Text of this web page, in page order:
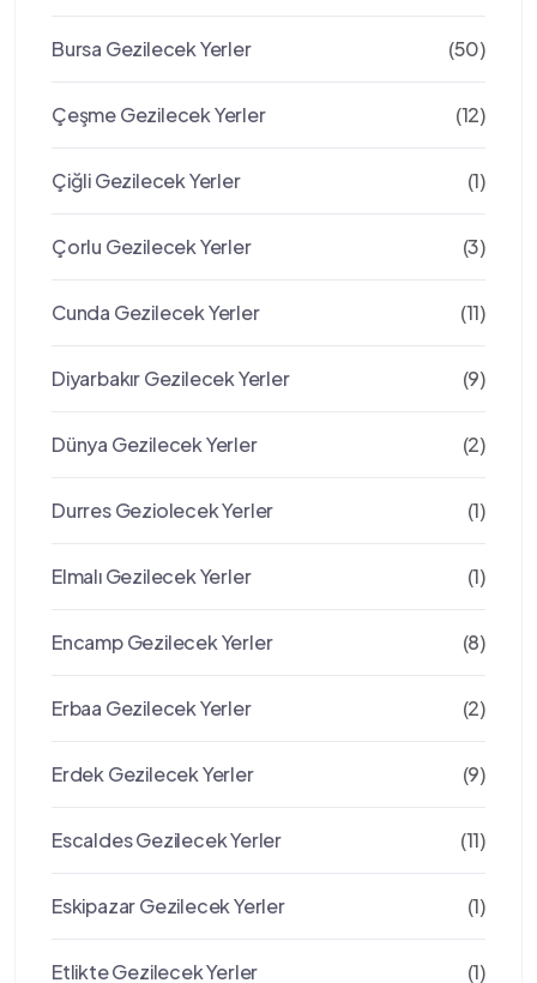
Bursa Gezilecek Yerler (50)
Çeşme Gezilecek Yerler (12)
Çiğli Gezilecek Yerler (1)
Çorlu Gezilecek Yerler (3)
Cunda Gezilecek Yerler (11)
Diyarbakır Gezilecek Yerler (9)
Dünya Gezilecek Yerler (2)
Durres Geziolecek Yerler (1)
Elmalı Gezilecek Yerler (1)
Encamp Gezilecek Yerler (8)
Erbaa Gezilecek Yerler (2)
Erdek Gezilecek Yerler (9)
Escaldes Gezilecek Yerler (11)
Eskipazar Gezilecek Yerler (1)
Etlikte Gezilecek Yerler (1)